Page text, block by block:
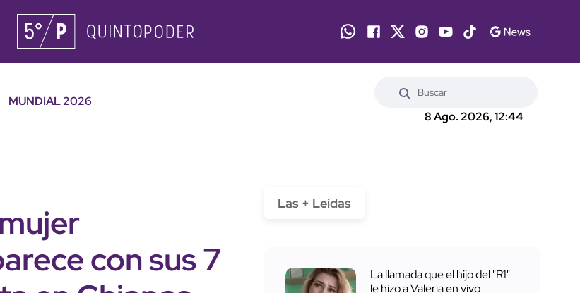
MUNDIAL 2026
8 Ago. 2026, 12:44
con sus 7
Las + Leídas
La llamada que el hijo del "R1"
le hizo a Valeria en vivo